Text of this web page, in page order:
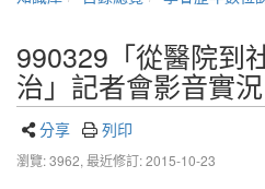
990329「從醫院到
治」記者會影音實
分享 列印
瀏覽: 3962, 最近修訂: 2015-10-23